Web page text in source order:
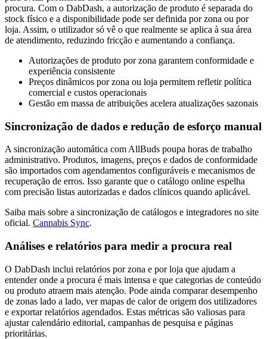
procura. Com o DabDash, a autorização de produto é separada do
stock físico e a disponibilidade pode ser definida por zona ou por
loja. Assim, o utilizador só vê o que realmente se aplica à sua área
de atendimento, reduzindo fricção e aumentando a confiança.
Autorizações de produto por zona garantem conformidade e
experiência consistente
Preços dinâmicos por zona ou loja permitem refletir política
comercial e custos operacionais
Gestão em massa de atribuições acelera atualizações sazonais
Sincronização de dados e redução de esforço manual
A sincronização automática com AllBuds poupa horas de trabalho
administrativo. Produtos, imagens, preços e dados de conformidade
são importados com agendamentos configuráveis e mecanismos de
recuperação de erros. Isso garante que o catálogo online espelha
com precisão listas autorizadas e dados clínicos quando aplicável.
Saiba mais sobre a sincronização de catálogos e integradores no site
oficial. Cannabis Sync.
Análises e relatórios para medir a procura real
O DabDash inclui relatórios por zona e por loja que ajudam a
entender onde a procura é mais intensa e que categorias de conteúdo
ou produto atraem mais atenção. Pode ainda comparar desempenho
de zonas lado a lado, ver mapas de calor de origem dos utilizadores
e exportar relatórios agendados. Estas métricas são valiosas para
ajustar calendário editorial, campanhas de pesquisa e páginas
prioritárias.